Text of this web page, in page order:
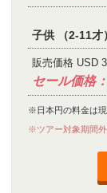
子供 （2-11才
販売価格 USD
セール価格
※日本円の料金は
※ツアー対象期間